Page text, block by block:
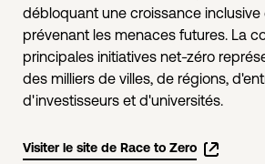
débloquant une croissance
prévenant les menaces futures. La
principales initiatives net-zéro
des milliers de villes, de régions,
d'investisseurs et d'universités.
Visiter le site de Race to Zero